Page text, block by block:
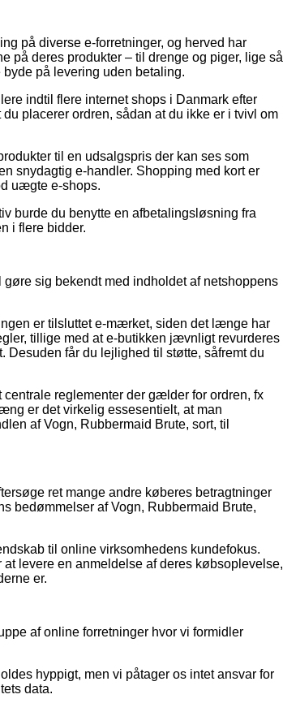
på diverse e-forretninger, og herved har
på deres produkter – til drenge og piger, lige så
på levering uden betaling.
indtil flere internet shops i Danmark efter
placerer ordren, sådan at du ikke er i tvivl om
til en udsalgspris der kan ses som
snydagtig e-handler. Shopping med kort er
uægte e-shops.
burde du benytte en afbetalingsløsning fra
i flere bidder.
sig bekendt med indholdet af netshoppens
er tilsluttet e-mærket, siden det længe har
tillige med at e-butikken jævnligt revurderes
Desuden får du lejlighed til støtte, såfremt du
reglementer der gælder for ordren, fx
er det virkelig essesentielt, at man
af Vogn, Rubbermaid Brute, sort, til
ret mange andre køberes betragtninger
bedømmelser af Vogn, Rubbermaid Brute,
til online virksomhedens kundefokus.
levere en anmeldelse af deres købsoplevelse,
er.
af online forretninger hvor vi formidler
hyppigt, men vi påtager os intet ansvar for
data.